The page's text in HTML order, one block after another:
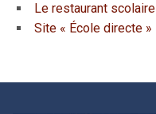
Le restaurant scolaire
Site « École directe »